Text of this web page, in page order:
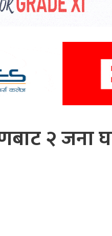
२ जना